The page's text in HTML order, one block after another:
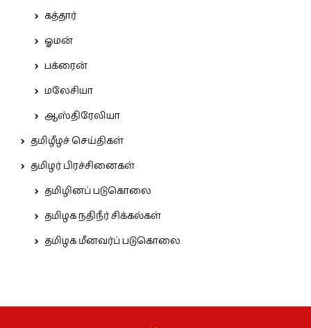
கத்தார்
ஓமன்
பக்ரைன்
மலேசியா
ஆஸ்திரேலியா
தமிழீழச் செய்திகள்
தமிழர் பிரச்சினைகள்
தமிழினப் படுகொலை
தமிழக நதிநீர் சிக்கல்கள்
தமிழக மீனவர்ப் படுகொலை